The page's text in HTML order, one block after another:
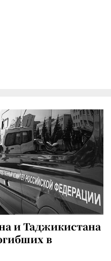
и Таджикистана
в